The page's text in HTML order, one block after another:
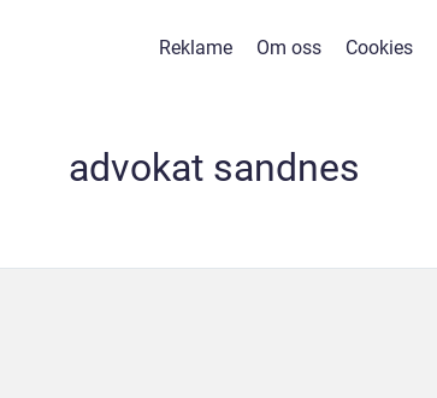
Reklame Om oss Cookies
advokat sandnes